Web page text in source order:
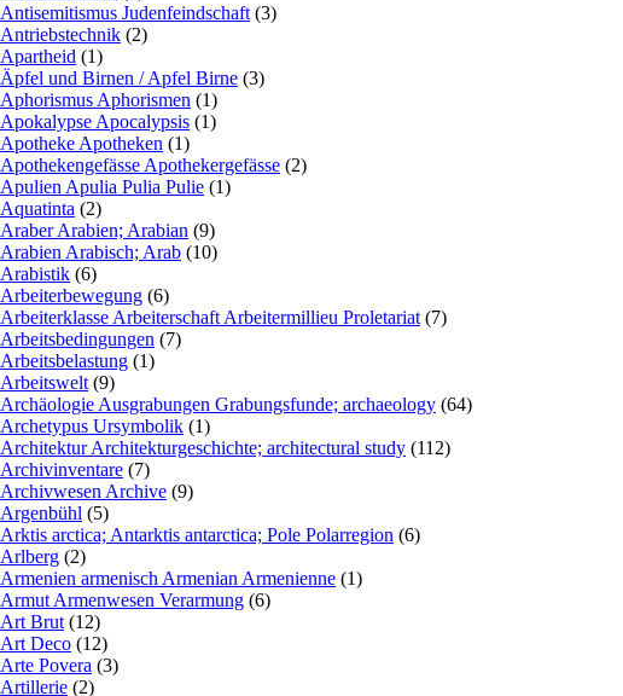
Antisemitismus Judenfeindschaft (3)
Antriebstechnik (2)
Apartheid (1)
Äpfel und Birnen / Apfel Birne (3)
Aphorismus Aphorismen (1)
Apokalypse Apocalypsis (1)
Apotheke Apotheken (1)
Apothekengefässe Apothekergefässe (2)
Apulien Apulia Pulia Pulie (1)
Aquatinta (2)
Araber Arabien; Arabian (9)
Arabien Arabisch; Arab (10)
Arabistik (6)
Arbeiterbewegung (6)
Arbeiterklasse Arbeiterschaft Arbeitermillieu Proletariat (7)
Arbeitsbedingungen (7)
Arbeitsbelastung (1)
Arbeitswelt (9)
Archäologie Ausgrabungen Grabungsfunde; archaeology (64)
Archetypus Ursymbolik (1)
Architektur Architekturgeschichte; architectural study (112)
Archivinventare (7)
Archivwesen Archive (9)
Argenbühl (5)
Arktis arctica; Antarktis antarctica; Pole Polarregion (6)
Arlberg (2)
Armenien armenisch Armenian Armenienne (1)
Armut Armenwesen Verarmung (6)
Art Brut (12)
Art Deco (12)
Arte Povera (3)
Artillerie (2)